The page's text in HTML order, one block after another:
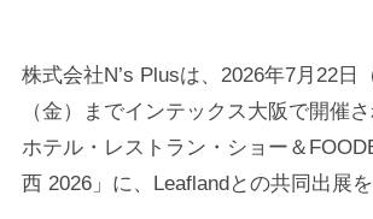
株式会社N’s Plusは、2026年7月22日
（金）までインテックス大阪で開催
ホテル・レストラン・ショー＆
西 2026」に、Leaflandとの共同出展を